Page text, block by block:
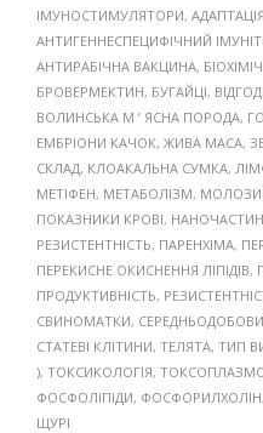
ІМУНОСТИМУЛЯТОРИ, АДАПТАЦІЯ
АНТИГЕННЕСПЕЦИФІЧНИЙ
АНТИРАБІЧНА ВАКЦИНА,
БРОВЕРМЕКТИН, БУГАЙЦІ,
ВОЛИНСЬКА М ’ ЯСНА ПОРОДА,
ЕМБРІОНИ КАЧОК, ЖИВА МАСА,
СКЛАД, КЛОАКАЛЬНА СУМКА,
МЕТІФЕН, МЕТАБОЛІЗМ,
ПОКАЗНИКИ КРОВІ,
РЕЗИСТЕНТНІСТЬ, ПАРЕНХІМА,
ПЕРЕКИСНЕ ОКИСНЕННЯ ЛІПІДІВ,
ПРОДУКТИВНІСТЬ,
СВИНОМАТКИ,
СТАТЕВІ КЛІТИНИ, ТЕЛЯТА, ТИП
), ТОКСИКОЛОГІЯ,
ФОСФОЛІПІДИ, ФОСФОРИЛХОЛІН
ЩУРІ